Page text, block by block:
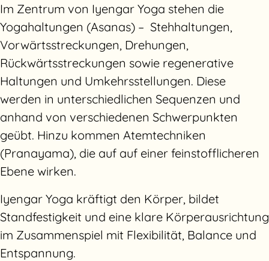
Im Zentrum von Iyengar Yoga stehen die
Yogahaltungen (Asanas) – Stehhaltungen,
Vorwärtsstreckungen, Drehungen,
Rückwärtsstreckungen sowie regenerative
Haltungen und Umkehrsstellungen. Diese
werden in unterschiedlichen Sequenzen und
anhand von verschiedenen Schwerpunkten
geübt. Hinzu kommen Atemtechniken
(Pranayama), die auf auf einer feinstofflicheren
Ebene wirken.
Iyengar Yoga kräftigt den Körper, bildet
Standfestigkeit und eine klare Körperausrichtung
im Zusammenspiel mit Flexibilität, Balance und
Entspannung.